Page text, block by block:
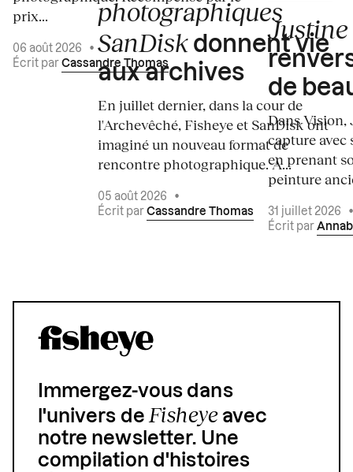
prix...
06 août 2026
•
Écrit par Cassandre Thomas
photographiques
SanDisk donnent vie
aux archives
En juillet dernier, dans la cour de
l'Archevêché, Fisheye et SanDisk ont
imaginé un nouveau format de
rencontre photographique. À...
05 août 2026
•
Écrit par Cassandre Thomas
de
Dans
capture avec
en prenant
peinture
31 juillet 2026
Écrit par
Immergez-vous dans
l'univers deFisheyeavec
notre newsletter. Une
compilation d'histoires